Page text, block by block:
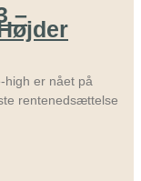
–
high er nået på
rentenedsættelse